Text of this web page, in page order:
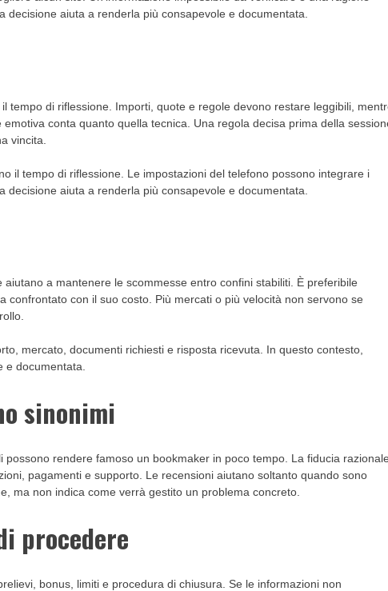
aiuta a renderla più consapevole e documentata.
tempo di riflessione. Importi, quote e regole devono restare leggibili,
conta quanto quella tecnica. Una regola decisa prima della
vincita.
il tempo di riflessione. Le impostazioni del telefono possono integrare i
aiuta a renderla più consapevole e documentata.
a mantenere le scommesse entro confini stabiliti. È preferibile
confrontato con il suo costo. Più mercati o più velocità non servono se
mercato, documenti richiesti e risposta ricevuta. In questo contesto,
documentata.
sinonimi
rendere famoso un bookmaker in poco tempo. La fiducia
pagamenti e supporto. Le recensioni aiutano soltanto quando sono
ma non indica come verrà gestito un problema concreto.
procedere
bonus, limiti e procedura di chiusura. Se le informazioni non